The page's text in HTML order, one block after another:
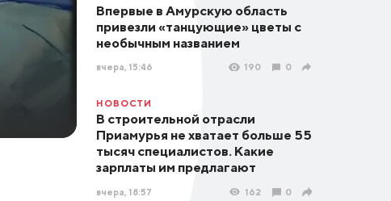
Впервые в Амурскую область
привезли «танцующие» цветы с
необычным названием
вчера, 15:46 190 0
НОВОСТИ
В строительной отрасли
Приамурья не хватает больше 55
тысяч специалистов. Какие
зарплаты им предлагают
вчера, 18:57 162 0